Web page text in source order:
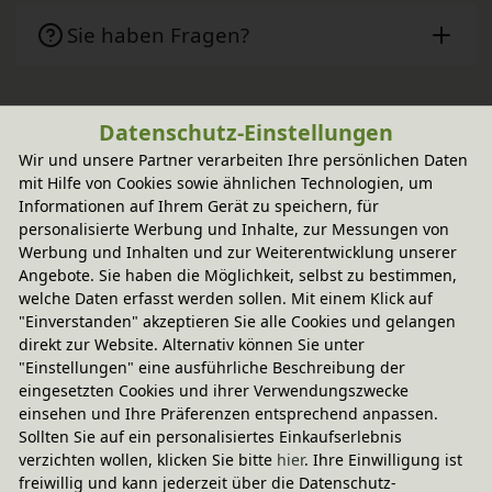
Sie haben Fragen?
Wird oft zusammen gekauft
-20% Code
Bastelset Blumenkind Kirschblüte
13,95 €
Datenschutz-Einstellungen
Wir und unsere Partner verarbeiten Ihre persönlichen Daten
mit Hilfe von Cookies sowie ähnlichen Technologien, um
Informationen auf Ihrem Gerät zu speichern, für
personalisierte Werbung und Inhalte, zur Messungen von
Werbung und Inhalten und zur Weiterentwicklung unserer
Angebote. Sie haben die Möglichkeit, selbst zu bestimmen,
welche Daten erfasst werden sollen. Mit einem Klick auf
"Einverstanden" akzeptieren Sie alle Cookies und gelangen
direkt zur Website. Alternativ können Sie unter
"Einstellungen" eine ausführliche Beschreibung der
eingesetzten Cookies und ihrer Verwendungszwecke
einsehen und Ihre Präferenzen entsprechend anpassen.
Sollten Sie auf ein personalisiertes Einkaufserlebnis
verzichten wollen, klicken Sie bitte hier. Ihre Einwilligung ist
freiwillig und kann jederzeit über die Datenschutz-